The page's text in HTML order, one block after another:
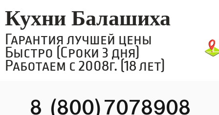
Кухни Балашиха
Гарантия лучшей цены
Быстро (Сроки 3 дня)
Работаем с 2008г. (18 лет)
8 (800)7078908